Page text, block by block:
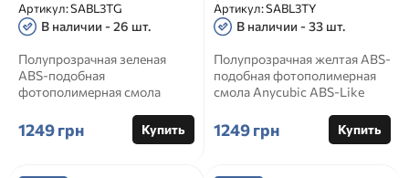
Артикул:SABL3TG
В наличии - 26 шт.
Полупрозрачная зеленая
ABS-подобная
фотополимерная смола
Translucent Gre...
1249 грн Купить
Артикул:SABL3TY
В наличии - 33 шт.
Полупрозрачная желтая ABS-
подобная фотополимерная
смола Anycubic ABS-Like
1249 грн Купить